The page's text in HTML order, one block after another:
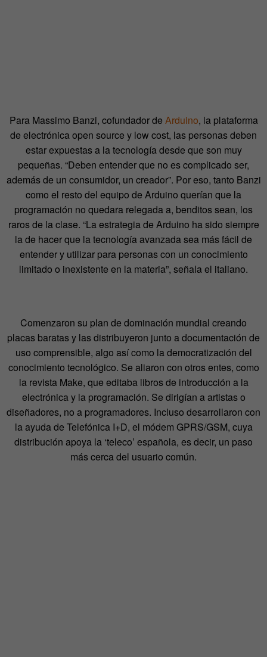
Para Massimo Banzi, cofundador de Arduino, la plataforma
de electrónica open source y low cost, las personas deben
estar expuestas a la tecnología desde que son muy
pequeñas. “Deben entender que no es complicado ser,
además de un consumidor, un creador”. Por eso, tanto Banzi
como el resto del equipo de Arduino querían que la
programación no quedara relegada a, benditos sean, los
raros de la clase. “La estrategia de Arduino ha sido siempre
la de hacer que la tecnología avanzada sea más fácil de
entender y utilizar para personas con un conocimiento
limitado o inexistente en la materia”, señala el italiano.
Comenzaron su plan de dominación mundial creando
placas baratas y las distribuyeron junto a documentación de
uso comprensible, algo así como la democratización del
conocimiento tecnológico. Se aliaron con otros entes, como
la revista Make, que editaba libros de introducción a la
electrónica y la programación. Se dirigían a artistas o
diseñadores, no a programadores. Incluso desarrollaron con
la ayuda de Telefónica I+D, el módem GPRS/GSM, cuya
distribución apoya la ‘teleco’ española, es decir, un paso
más cerca del usuario común.